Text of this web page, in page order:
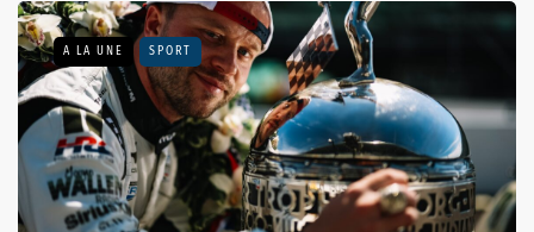
A LA UNE SPORT